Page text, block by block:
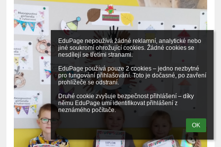
EduPage nepoužívá žádné reklamní, analytické nebo
jiné soukromí ohrožující cookies. Žádné cookies se
nesdílejí se třetími stranami.
EduPage používá pouze 2 cookies – jedno nezbytné
pro fungování přihlašování. Toto je dočasné, po zavření
prohlížeče se odstraní.
Druhé cookie zvyšuje bezpečnost přihlášení – díky
němu EduPage umí identifikovat přihlášení z
neznámého počítače.
OK